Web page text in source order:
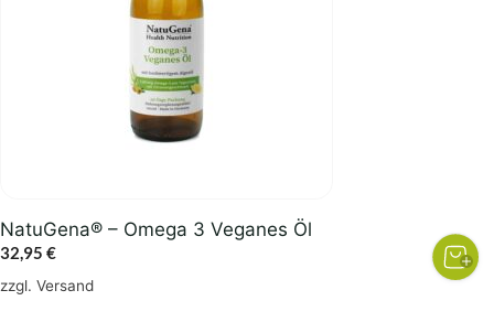
NatuGena® – Omega 3 Veganes Öl
32,95 €
zzgl. Versand